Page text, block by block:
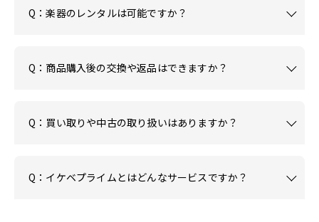
Q：楽器のレンタルは可能ですか？
Q：商品購入後の交換や返品はできますか？
Q：買い取りや中古の取り扱いはありますか？
Q：イケベプライムとはどんなサービスですか？